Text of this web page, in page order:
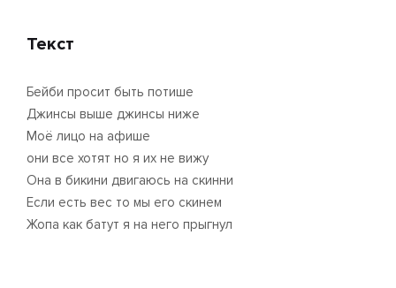
Текст
Бейби просит быть потише
Джинсы выше джинсы ниже
Моё лицо на афише
они все хотят но я их не вижу
Она в бикини двигаюсь на скинни
Если есть вес то мы его скинем
Жопа как батут я на него прыгнул